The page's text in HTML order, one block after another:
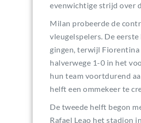
evenwichtige strijd over
Milan probeerde de
vleugelspelers. De
gingen, terwijl Fiorentina
halverwege 1-0 in het
hun team voortdurend
helft een ommekeer te
De tweede helft begon
Rafael Leao het stadion